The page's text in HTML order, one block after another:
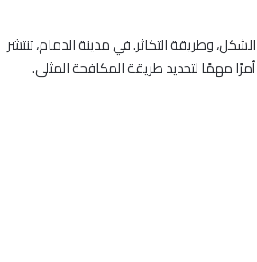
وطريقة التكاثر. في مدينة الدمام، تنتشر
مهمًا لتحديد طريقة المكافحة المثلى.